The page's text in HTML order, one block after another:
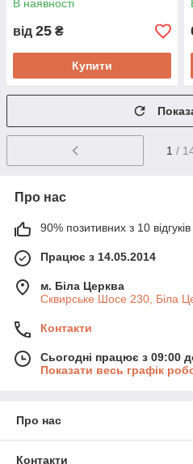
В наявності
від 25 ₴
Купити
1 /
Про нас
90% позитивних з 10 відгуків
Працює з 14.05.2014
м. Біла Церква
Сквирське Шосе 230, Біла
Контакти
Сьогодні працює з 09:00
Показати весь графік
Про нас
Контакти